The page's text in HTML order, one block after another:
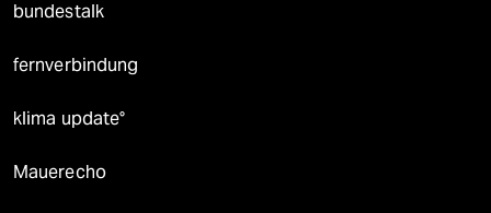
bundestalk
fernverbindung
klima update°
Mauerecho